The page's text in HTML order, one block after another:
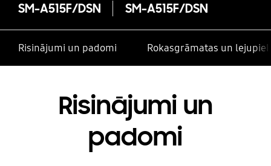
SM-A515F/DSN SM-A515F/DSN
Risinājumi un padomi Rokasgrāmatas un
Risinājumi un
padomi